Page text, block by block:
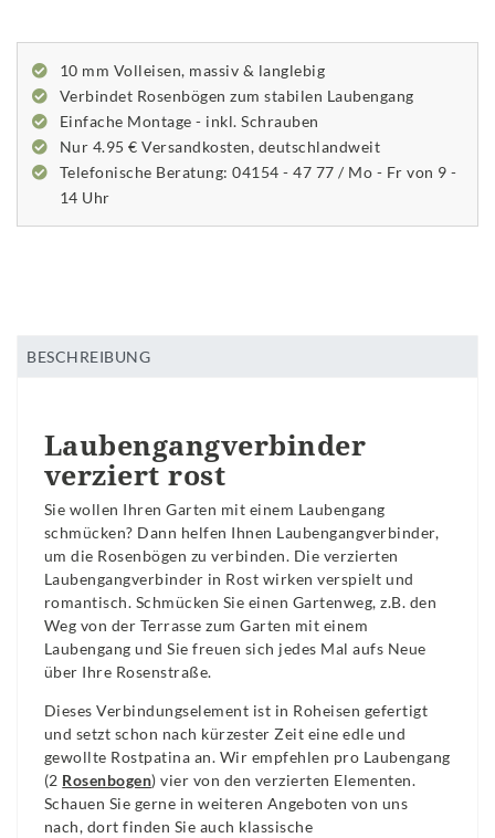
10 mm Volleisen, massiv & langlebig
Verbindet Rosenbögen zum stabilen Laubengang
Einfache Montage - inkl. Schrauben
Nur 4.95 € Versandkosten, deutschlandweit
Telefonische Beratung: 04154 - 47 77 / Mo - Fr von 9 -
14 Uhr
BESCHREIBUNG
Laubengangverbinder
verziert rost
Sie wollen Ihren Garten mit einem Laubengang
schmücken? Dann helfen Ihnen Laubengangverbinder,
um die Rosenbögen zu verbinden. Die verzierten
Laubengangverbinder in Rost wirken verspielt und
romantisch. Schmücken Sie einen Gartenweg, z.B. den
Weg von der Terrasse zum Garten mit einem
Laubengang und Sie freuen sich jedes Mal aufs Neue
über Ihre Rosenstraße.
Dieses Verbindungselement ist in Roheisen gefertigt
und setzt schon nach kürzester Zeit eine edle und
gewollte Rostpatina an. Wir empfehlen pro Laubengang
(2 Rosenbogen) vier von den verzierten Elementen.
Schauen Sie gerne in weiteren Angeboten von uns
nach, dort finden Sie auch klassische